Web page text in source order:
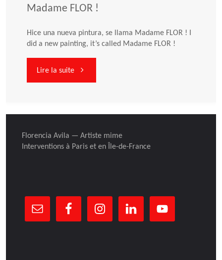
à
Madame FLOR !
Hice una nueva pintura, se llama Madame FLOR ! I
did a new painting, it’s called Madame FLOR !
Lire la suite"J’ai
une
nouvelle
Florencia Avila — Artiste mime
Interventions à Paris et en Île-de-France